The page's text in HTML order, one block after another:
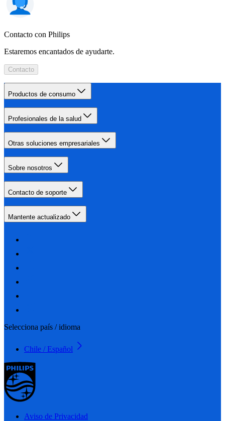
Contacto con Philips
Estaremos encantados de ayudarte.
Contacto
Productos de consumo
Profesionales de la salud
Otras soluciones empresariales
Sobre nosotros
Contacto de soporte
Mantente actualizado
Selecciona país / idioma
Chile / Español
Aviso de Privacidad